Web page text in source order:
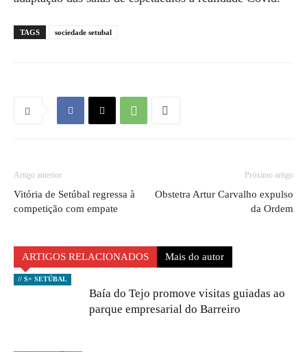
TAGS sociedade setubal
Artigo anterior
Vitória de Setúbal regressa à
competição com empate
Próximo artigo
Obstetra Artur Carvalho expulso
da Ordem
ARTIGOS RELACIONADOS Mais do autor
// S+ SETÚBAL
Baía do Tejo promove visitas guiadas ao
parque empresarial do Barreiro